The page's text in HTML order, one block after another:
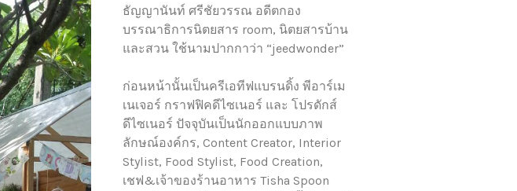
ธัญญานันท์ ศรีชัยวรรณ อดีตกอง
บรรณาธิการนิตยสาร room, นิตยสารบ้าน
และสวน ใช้นามปากกาว่า “jeedwonder”
ก่อนหน้านั้นเป็นครีเอทีฟแบรนดิ้ง พีอาร์เม
เนเจอร์ กราฟฟิคดีไซเนอร์ และ โปรดักส์
ดีไซเนอร์ ปัจจุบันเป็นนักออกแบบภาพ
ลักษณ์องค์กร, Content Creator, Interior
Stylist, Food Stylist, Food Creation,
เชฟ&เจ้าของร้านอาหาร Tisha Spoon